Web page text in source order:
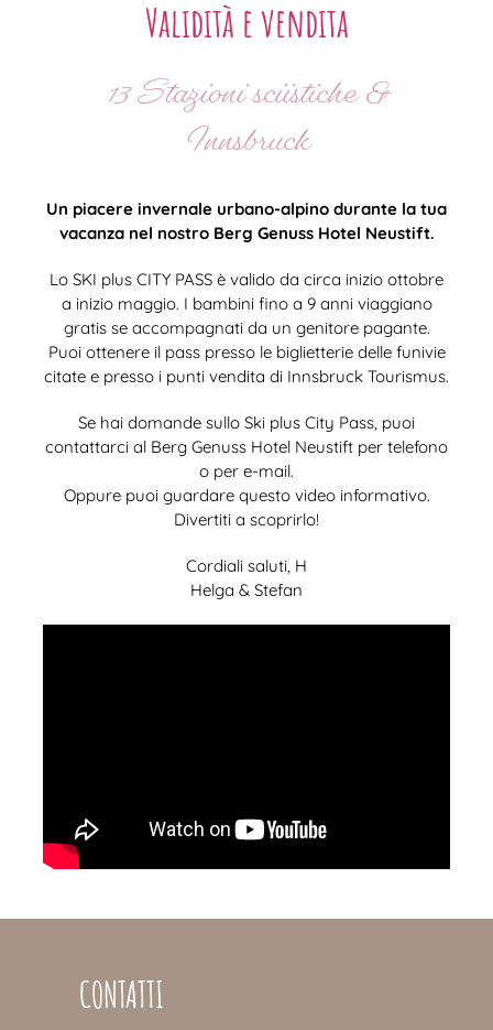
Validità e vendita
13 Stazioni sciistiche &
Innsbruck
Un piacere invernale urbano-alpino durante la tua
vacanza nel nostro Berg Genuss Hotel Neustift.
Lo SKI plus CITY PASS è valido da circa inizio ottobre
a inizio maggio. I bambini fino a 9 anni viaggiano
gratis se accompagnati da un genitore pagante.
Puoi ottenere il pass presso le biglietterie delle funivie
citate e presso i punti vendita di Innsbruck Tourismus.
Se hai domande sullo Ski plus City Pass, puoi
contattarci al Berg Genuss Hotel Neustift per telefono
o per e-mail.
Oppure puoi guardare questo video informativo.
Divertiti a scoprirlo!
Cordiali saluti, H
Helga & Stefan
CONTATTI